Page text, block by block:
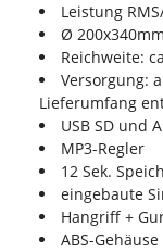
Leistung
Ø 200x340mm
Reichweite:
Versorgung:
Lieferumfang
USB SD und
MP3-Regler
12 Sek.
eingebaute
Hangriff +
ABS-Gehäuse